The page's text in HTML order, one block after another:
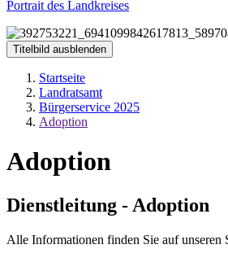
Portrait des Landkreises
Titelbild ausblenden
Startseite
Landratsamt
Bürgerservice 2025
Adoption
Adoption
Dienstleitung - Adoption
Alle Informationen finden Sie auf unseren